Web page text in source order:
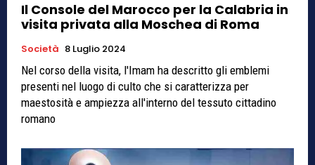
Il Console del Marocco per la Calabria in
visita privata alla Moschea di Roma
Società 8 Luglio 2024
Nel corso della visita, l'Imam ha descritto gli emblemi
presenti nel luogo di culto che si caratterizza per
maestosità e ampiezza all'interno del tessuto cittadino
romano